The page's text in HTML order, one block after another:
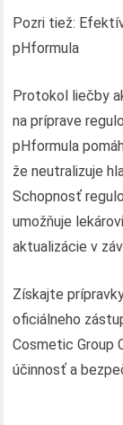
Pozri tiež:
pHformula
Protokol liečby
na príprave
pHformula
že neutralizuje
Schopnosť
umožňuje
aktualizácie v
Získajte
oficiálneho
Cosmetic Group
účinnosť a